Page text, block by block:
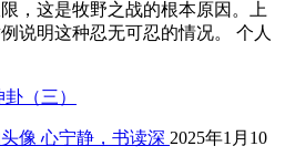
，这是牧野之战的根本原因。上
说明这种忍无可忍的情况。 个人
（三）
心宁静，书读深 2025年1月10